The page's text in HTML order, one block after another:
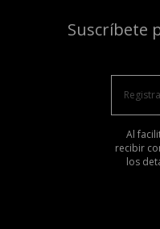
Suscríbete
Al
recibir
los